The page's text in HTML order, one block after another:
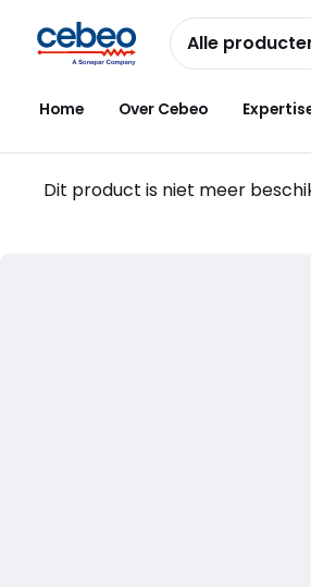
naar
navigatie
naar
inhoud
Alle
Home Over Cebeo
Dit product is niet meer